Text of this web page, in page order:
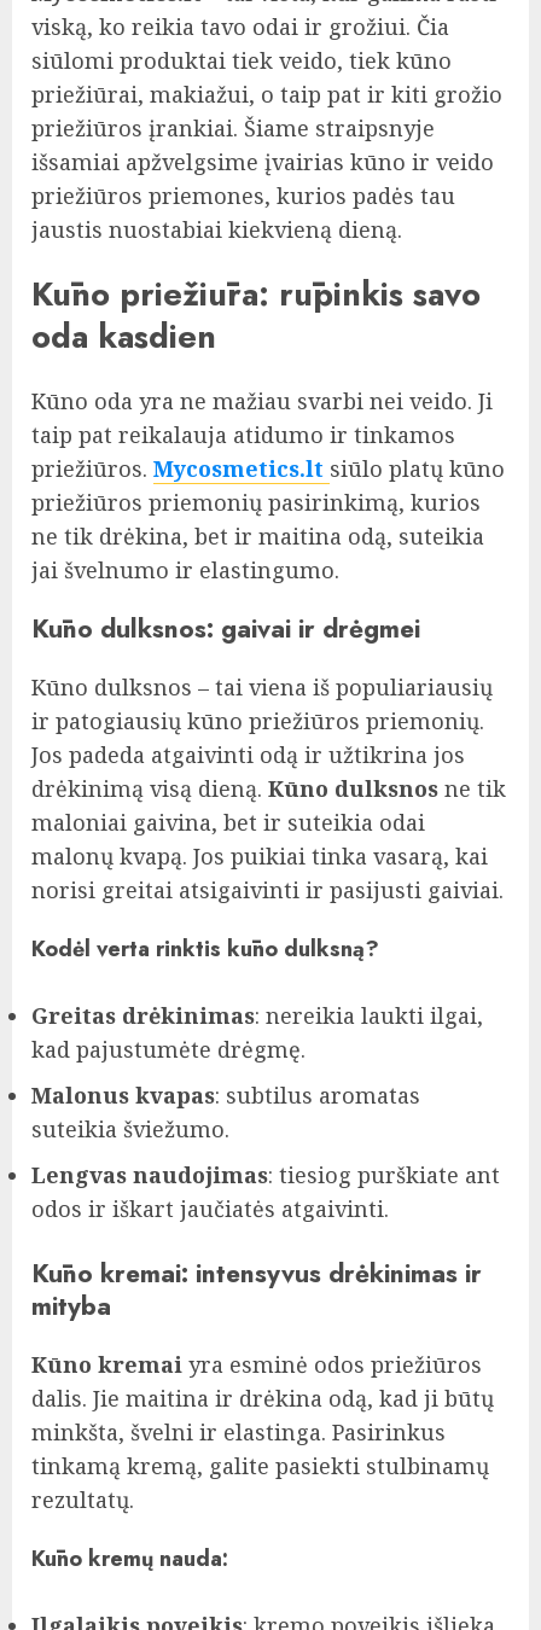
viską, ko reikia tavo odai ir grožiui. Čia
siūlomi produktai tiek veido, tiek kūno
priežiūrai, makiažui, o taip pat ir kiti grožio
priežiūros įrankiai. Šiame straipsnyje
išsamiai apžvelgsime įvairias kūno ir veido
priežiūros priemones, kurios padės tau
jaustis nuostabiai kiekvieną dieną.
Kūno priežiūra: rūpinkis savo
oda kasdien
Kūno oda yra ne mažiau svarbi nei veido. Ji
taip pat reikalauja atidumo ir tinkamos
priežiūros. Mycosmetics.lt siūlo platų kūno
priežiūros priemonių pasirinkimą, kurios
ne tik drėkina, bet ir maitina odą, suteikia
jai švelnumo ir elastingumo.
Kūno dulksnos: gaivai ir drėgmei
Kūno dulksnos – tai viena iš populiariausių
ir patogiausių kūno priežiūros priemonių.
Jos padeda atgaivinti odą ir užtikrina jos
drėkinimą visą dieną. Kūno dulksnos ne tik
maloniai gaivina, bet ir suteikia odai
malonų kvapą. Jos puikiai tinka vasarą, kai
norisi greitai atsigaivinti ir pasijusti gaiviai.
Kodėl verta rinktis kūno dulksną?
Greitas drėkinimas: nereikia laukti ilgai,
kad pajustumėte drėgmę.
Malonus kvapas: subtilus aromatas
suteikia šviežumo.
Lengvas naudojimas: tiesiog purškiate ant
odos ir iškart jaučiatės atgaivinti.
Kūno kremai: intensyvus drėkinimas ir
mityba
Kūno kremai yra esminė odos priežiūros
dalis. Jie maitina ir drėkina odą, kad ji būtų
minkšta, švelni ir elastinga. Pasirinkus
tinkamą kremą, galite pasiekti stulbinamų
rezultatų.
Kūno kremų nauda: